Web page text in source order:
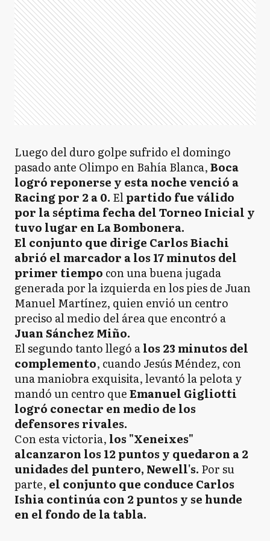
Luego del duro golpe sufrido el domingo
pasado ante Olimpo en Bahía Blanca,Boca
logró reponerse y esta noche venció a
Racing por 2 a 0. Elpartido fue válido
por la séptima fecha del Torneo Inicial y
tuvo lugar en La Bombonera.
El conjunto que dirige Carlos Biachi
abrió el marcador a los 17 minutos del
primer tiempo con una buena jugada
generada por la izquierda en los pies de Juan
Manuel Martínez, quien envió un centro
preciso al medio del área que encontró a
Juan Sánchez Miño.
El segundo tanto llegó alos 23 minutos del
complemento, cuando Jesús Méndez, con
una maniobra exquisita, levantó la pelota y
mandó un centro queEmanuel Gigliotti
logró conectar en medio de los
defensores rivales.
Con esta victoria, los "Xeneixes"
alcanzaron los 12 puntos y quedaron a 2
unidades del puntero, Newell's. Por su
parte, el conjunto que conduce Carlos
Ishia continúa con 2 puntos y se hunde
en el fondo de la tabla.